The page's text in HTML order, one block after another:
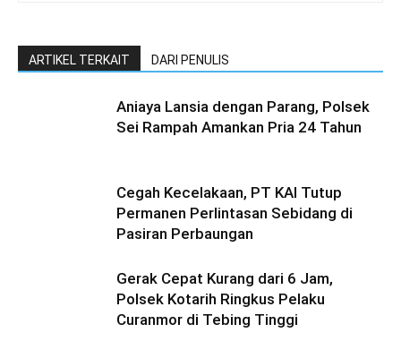
ARTIKEL TERKAIT DARI PENULIS
Aniaya Lansia dengan Parang, Polsek
Sei Rampah Amankan Pria 24 Tahun
Cegah Kecelakaan, PT KAI Tutup
Permanen Perlintasan Sebidang di
Pasiran Perbaungan
Gerak Cepat Kurang dari 6 Jam,
Polsek Kotarih Ringkus Pelaku
Curanmor di Tebing Tinggi